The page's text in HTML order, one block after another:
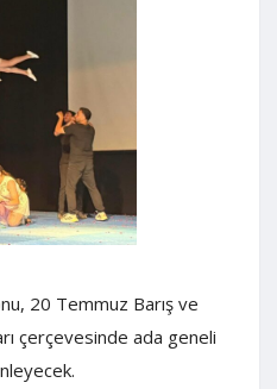
20 Temmuz Barış ve
çerçevesinde ada geneli